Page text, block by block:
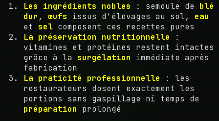
Les ingrédients nobles : semoule de blé
dur , œufs issus d'élevages au sol, eau
et sel composent ces recettes pures
La préservation nutritionnelle :
vitamines et protéines restent intactes
grâce à la surgélation immédiate après
fabrication
La praticité professionnelle : les
restaurateurs dosent exactement les
portions sans gaspillage ni temps de
préparation prolongé